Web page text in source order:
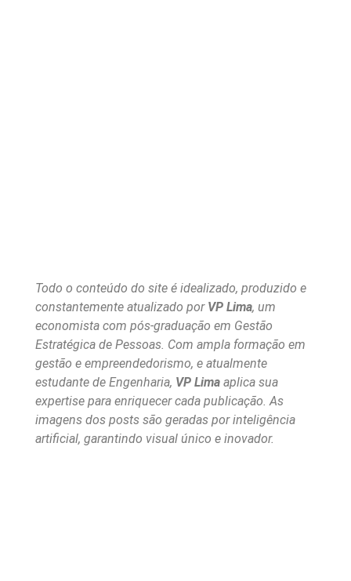
Todo o conteúdo do site é idealizado, produzido e
constantemente atualizado por VP Lima, um
economista com pós-graduação em Gestão
Estratégica de Pessoas. Com ampla formação em
gestão e empreendedorismo, e atualmente
estudante de Engenharia, VP Lima aplica sua
expertise para enriquecer cada publicação. As
imagens dos posts são geradas por inteligência
artificial, garantindo visual único e inovador.